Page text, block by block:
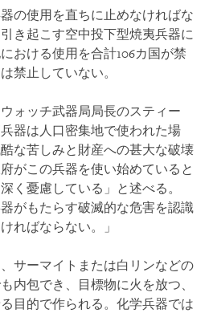
の使用を直ちに止めなければな
き起こす空中投下型焼夷兵器に
おける使用を合計106カ国が禁
禁止していない。
ォッチ武器局局長のスティー
器は人口密集地で使われた場
な苦しみと財産への甚大な破壊
がこの兵器を使い始めていると
く憂慮している」と述べる。
がもたらす破滅的な危害を認識
ればならない。」
サーマイトまたは白リンなどの
内包でき、目標物に火を放つ、
目的で作られる。化学兵器では